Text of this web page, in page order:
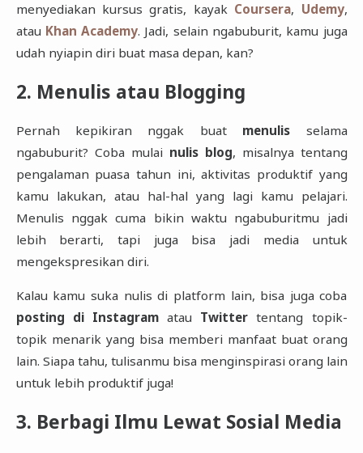
menyediakan kursus gratis, kayak Coursera, Udemy,
atau Khan Academy. Jadi, selain ngabuburit, kamu juga
udah nyiapin diri buat masa depan, kan?
2. Menulis atau Blogging
Pernah kepikiran nggak buat menulis selama
ngabuburit? Coba mulai nulis blog, misalnya tentang
pengalaman puasa tahun ini, aktivitas produktif yang
kamu lakukan, atau hal-hal yang lagi kamu pelajari.
Menulis nggak cuma bikin waktu ngabuburitmu jadi
lebih berarti, tapi juga bisa jadi media untuk
mengekspresikan diri.
Kalau kamu suka nulis di platform lain, bisa juga coba
posting di Instagramatau Twitter tentang topik-
topik menarik yang bisa memberi manfaat buat orang
lain. Siapa tahu, tulisanmu bisa menginspirasi orang lain
untuk lebih produktif juga!
3. Berbagi Ilmu Lewat Sosial Media